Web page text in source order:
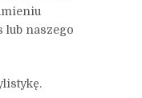
lub naszego